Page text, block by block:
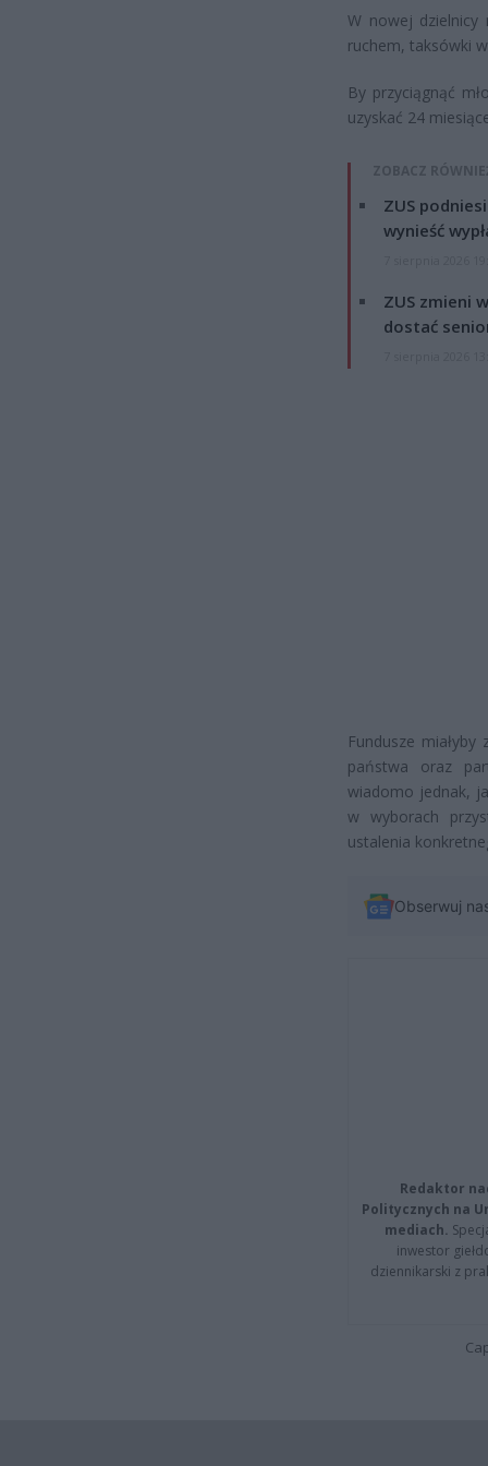
W nowej dzielnicy
ruchem, taksówki
By przyciągnąć
uzyskać 24
ZOBACZ
ZUS
wynieść
ZUS zmieni
dostać
Fundusze
państwa oraz
wiadomo jednak,
w wyborach
ustalenia
Obserwuj
Redaktor
Politycznych na
mediach.
inwestor
dziennikarski z